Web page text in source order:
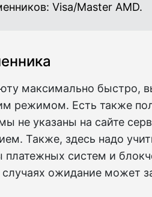
Visa/Master AMD.
максимально быстро,
режимом. Есть также
не указаны на сайте
Также, здесь надо
платежных систем и
случаях ожидание может